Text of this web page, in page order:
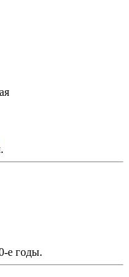
е годы.